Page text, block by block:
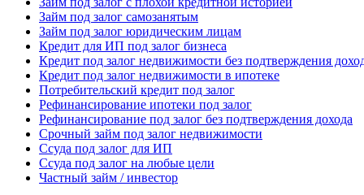
Займ под залог самозанятым
Займ под залог юридическим лицам
Кредит для ИП под залог бизнеса
Кредит под залог недвижимости без подтверждения
Кредит под залог недвижимости в ипотеке
Потребительский кредит под залог
Рефинансирование ипотеки под залог
Рефинансирование под залог без подтверждения дохода
Срочный займ под залог недвижимости
Ссуда под залог для ИП
Ссуда под залог на любые цели
Частный займ / инвестор